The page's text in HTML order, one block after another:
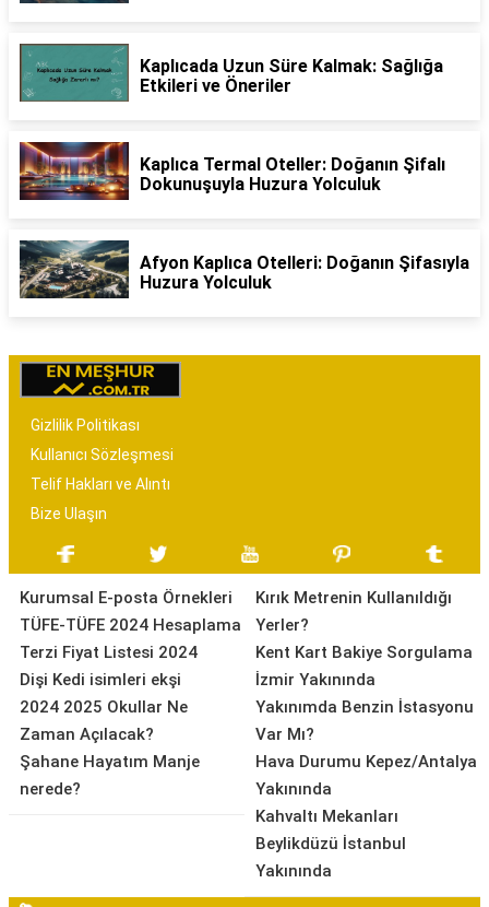
Kaplıcada Uzun Süre Kalmak: Sağlığa
Etkileri ve Öneriler
Kaplıca Termal Oteller: Doğanın Şifalı
Dokunuşuyla Huzura Yolculuk
Afyon Kaplıca Otelleri: Doğanın Şifasıyla
Huzura Yolculuk
Gizlilik Politikası
Kullanıcı Sözleşmesi
Telif Hakları ve Alıntı
Bize Ulaşın
Kurumsal E-posta Örnekleri
TÜFE-TÜFE 2024 Hesaplama
Terzi Fiyat Listesi 2024
Dişi Kedi isimleri ekşi
2024 2025 Okullar Ne
Zaman Açılacak?
Şahane Hayatım Manje
nerede?
Kırık Metrenin Kullanıldığı
Yerler?
Kent Kart Bakiye Sorgulama
İzmir Yakınında
Yakınımda Benzin İstasyonu
Var Mı?
Hava Durumu Kepez/Antalya
Yakınında
Kahvaltı Mekanları
Beylikdüzü İstanbul
Yakınında